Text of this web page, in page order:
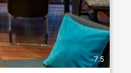
7.5